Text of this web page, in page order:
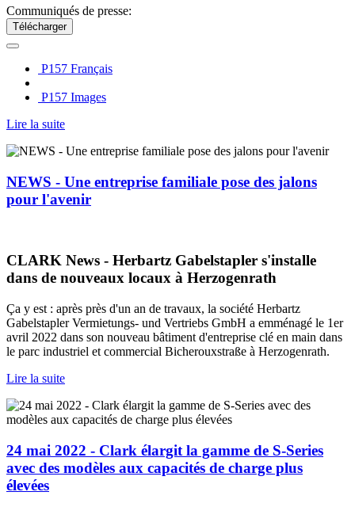
Communiqués de presse:
Télécharger
P157 Français
P157 Images
Lire la suite
NEWS - Une entreprise familiale pose des jalons
pour l'avenir
CLARK News - Herbartz Gabelstapler s'installe
dans de nouveaux locaux à Herzogenrath
Ça y est : après près d'un an de travaux, la société Herbartz
Gabelstapler Vermietungs- und Vertriebs GmbH a emménagé le 1er
avril 2022 dans son nouveau bâtiment d'entreprise clé en main dans
le parc industriel et commercial Bicherouxstraße à Herzogenrath.
Lire la suite
24 mai 2022 - Clark élargit la gamme de S-Series
avec des modèles aux capacités de charge plus
élevées